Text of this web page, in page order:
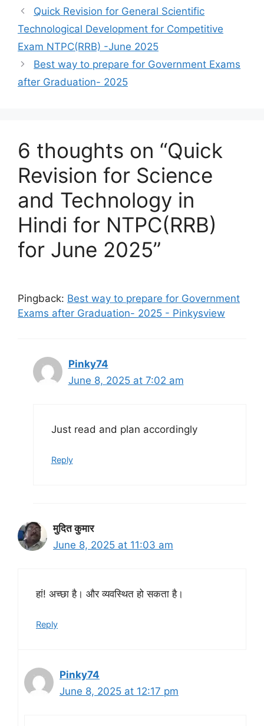
Quick Revision for General Scientific
Technological Development for Competitive
Exam NTPC(RRB) -June 2025
Best way to prepare for Government Exams
after Graduation- 2025
6 thoughts on “Quick
Revision for Science
and Technology in
Hindi for NTPC(RRB)
for June 2025”
Pingback: Best way to prepare for Government
Exams after Graduation- 2025 - Pinkysview
Pinky74
June 8, 2025 at 7:02 am
Just read and plan accordingly
Reply
मुदित कुमार
June 8, 2025 at 11:03 am
हां! अच्छा है। और व्यवस्थित हो सकता है।
Reply
Pinky74
June 8, 2025 at 12:17 pm